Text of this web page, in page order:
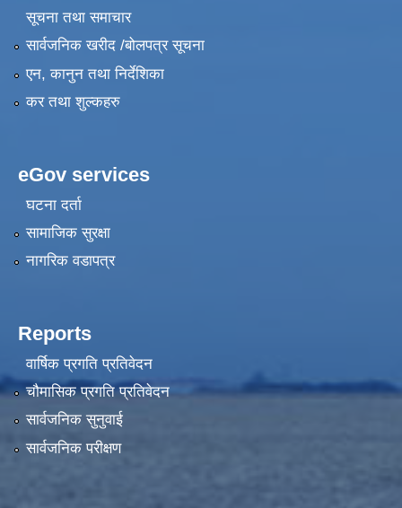
सूचना तथा समाचार
सार्वजनिक खरीद /बोलपत्र सूचना
एन, कानुन तथा निर्देशिका
कर तथा शुल्कहरु
eGov services
घटना दर्ता
सामाजिक सुरक्षा
नागरिक वडापत्र
Reports
वार्षिक प्रगति प्रतिवेदन
चौमासिक प्रगति प्रतिवेदन
सार्वजनिक सुनुवाई
सार्वजनिक परीक्षण